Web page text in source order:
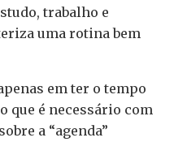
trabalho e
uma rotina bem
em ter o tempo
que é necessário com
a “agenda”